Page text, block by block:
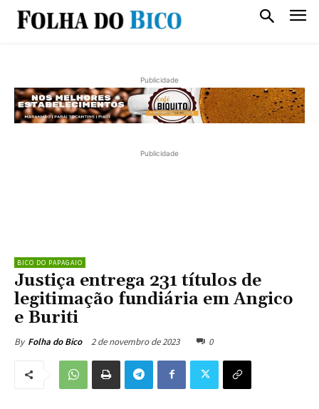
Publicidade
Publicidade
BICO DO PAPAGAIO
Justiça entrega 231 títulos de
legitimação fundiária em Angico
e Buriti
By Folha do Bico 2 de novembro de 2023 0